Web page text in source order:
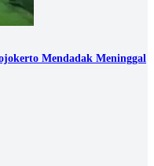
Mendadak Meninggal